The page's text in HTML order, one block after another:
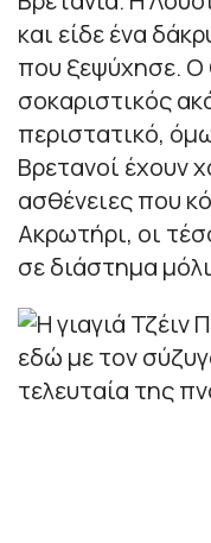
και είδε ένα
που ξεψύχησε. Ο
σοκαριστικός
περιστατικό,
Βρετανοί έχουν
ασθένειες που
Ακρωτήρι, οι
σε διάστημα